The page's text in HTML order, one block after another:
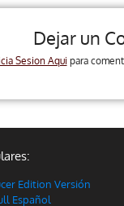
Dejar un
Sesion Aqui para
Edition Versión
Español